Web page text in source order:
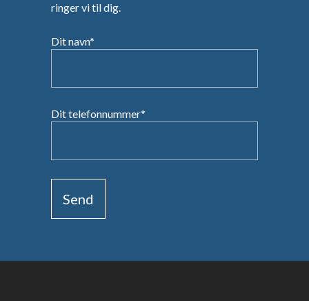
ringer vi til dig.
Dit navn*
Dit telefonnummer*